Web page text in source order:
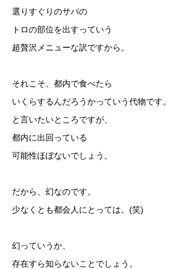
選りすぐりのサバの
トロの部位を出すっていう
超贅沢メニューな訳ですから。
それこそ、都内で食べたら
いくらするんだろうかっていう代物です。
と言いたいところですが、
都内に出回っている
可能性ほぼないでしょう。
だから、幻なのです。
少なくとも都会人にとっては。(笑)
幻っていうか、
存在すら知らないことでしょう。